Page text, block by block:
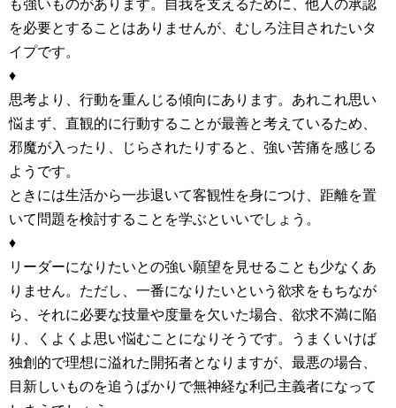
も強いものがあります。自我を支えるために、他人の承認
を必要とすることはありませんが、むしろ注目されたいタ
イプです。
♦
思考より、行動を重んじる傾向にあります。あれこれ思い
悩まず、直観的に行動することが最善と考えているため、
邪魔が入ったり、じらされたりすると、強い苦痛を感じる
ようです。
ときには生活から一歩退いて客観性を身につけ、距離を置
いて問題を検討することを学ぶといいでしょう。
♦
リーダーになりたいとの強い願望を見せることも少なくあ
りません。ただし、一番になりたいという欲求をもちなが
ら、それに必要な技量や度量を欠いた場合、欲求不満に陥
り、くよくよ思い悩むことになりそうです。うまくいけば
独創的で理想に溢れた開拓者となりますが、最悪の場合、
目新しいものを追うばかりで無神経な利己主義者になって